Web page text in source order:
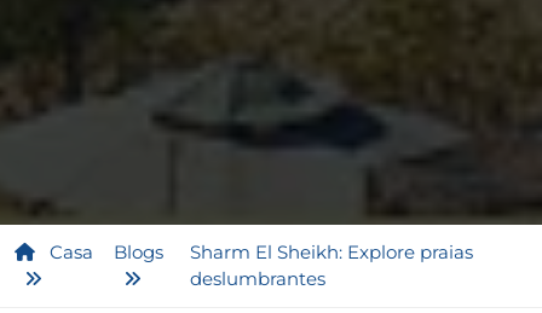
Casa Blogs
Sharm El Sheikh: Explore praias
deslumbrantes